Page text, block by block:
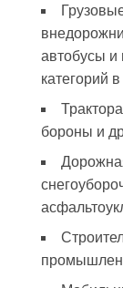
автобусы и
категорий
бороны и